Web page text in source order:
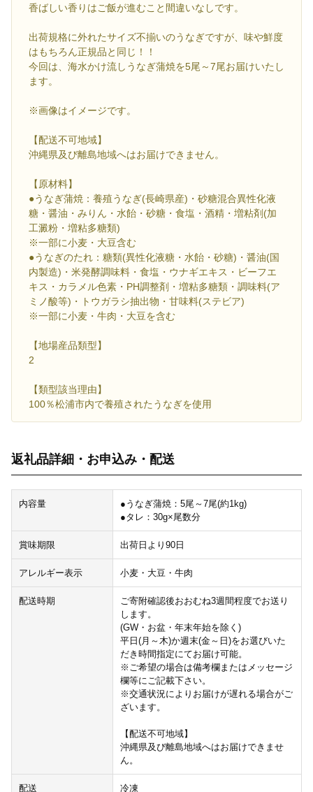
香ばしい香りはご飯が進むこと間違いなしです。
出荷規格に外れたサイズ不揃いのうなぎですが、味や鮮度
はもちろん正規品と同じ！！
今回は、海水かけ流しうなぎ蒲焼を5尾～7尾お届けいたし
ます。
※画像はイメージです。
【配送不可地域】
沖縄県及び離島地域へはお届けできません。
【原材料】
●うなぎ蒲焼：養殖うなぎ(長崎県産)・砂糖混合異性化液
糖・醤油・みりん・水飴・砂糖・食塩・酒精・増粘剤(加
工澱粉・増粘多糖類)
※一部に小麦・大豆含む
●うなぎのたれ：糖類(異性化液糖・水飴・砂糖)・醤油(国
内製造)・米発酵調味料・食塩・ウナギエキス・ビーフエ
キス・カラメル色素・PH調整剤・増粘多糖類・調味料(ア
ミノ酸等)・トウガラシ抽出物・甘味料(ステビア)
※一部に小麦・牛肉・大豆を含む
【地場産品類型】
2
【類型該当理由】
100％松浦市内で養殖されたうなぎを使用
返礼品詳細・お申込み・配送
内容量
●うなぎ蒲焼：5尾～7尾(約1kg)
●タレ：30g×尾数分
賞味期限 出荷日より90日
アレルギー表示 小麦・大豆・牛肉
配送時期
ご寄附確認後おおむね3週間程度でお送り
します。
(GW・お盆・年末年始を除く)
平日(月～木)か週末(金～日)をお選びいた
だき時間指定にてお届け可能。
※ご希望の場合は備考欄またはメッセージ
欄等にご記載下さい。
※交通状況によりお届けが遅れる場合がご
ざいます。
【配送不可地域】
沖縄県及び離島地域へはお届けできませ
ん。
配送 冷凍